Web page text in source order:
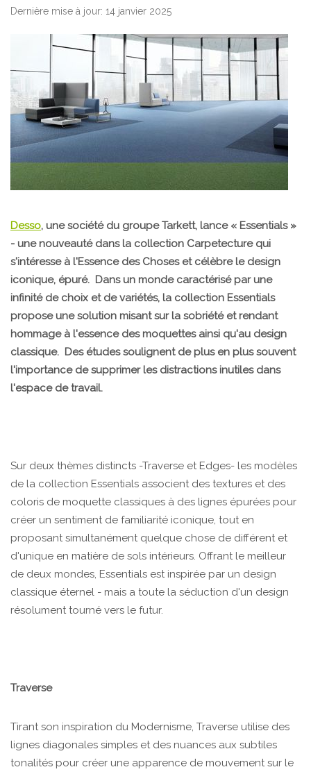
Dernière mise à jour: 14 janvier 2025
Desso, une société du groupe Tarkett, lance « Essentials »
- une nouveauté dans la collection Carpetecture qui
s'intéresse à l'Essence des Choses et célèbre le design
iconique, épuré. Dans un monde caractérisé par une
infinité de choix et de variétés, la collection Essentials
propose une solution misant sur la sobriété et rendant
hommage à l'essence des moquettes ainsi qu'au design
classique. Des études soulignent de plus en plus souvent
l'importance de supprimer les distractions inutiles dans
l'espace de travail.
Sur deux thèmes distincts -Traverse et Edges- les modèles
de la collection Essentials associent des textures et des
coloris de moquette classiques à des lignes épurées pour
créer un sentiment de familiarité iconique, tout en
proposant simultanément quelque chose de différent et
d'unique en matière de sols intérieurs. Offrant le meilleur
de deux mondes, Essentials est inspirée par un design
classique éternel - mais a toute la séduction d'un design
résolument tourné vers le futur.
Traverse
Tirant son inspiration du Modernisme, Traverse utilise des
lignes diagonales simples et des nuances aux subtiles
tonalités pour créer une apparence de mouvement sur le